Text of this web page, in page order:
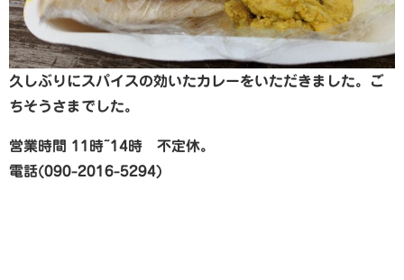
久しぶりにスパイスの効いたカレーをいただきました。ご
ちそうさまでした。
営業時間 11時~14時 不定休。
電話(090-2016-5294)